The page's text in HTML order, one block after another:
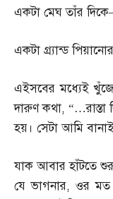
একটা মেঘ তাঁর দিকে
একটা গ্র্যান্ড
এইসবের মধ্যেই খুঁজে
দারুণ কথা, “…
হয়। সেটা আমি
যাক আবার হাঁটতে
যে ভাগনার, ওর মত